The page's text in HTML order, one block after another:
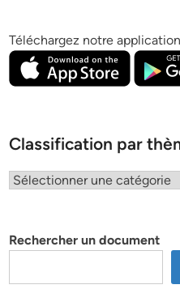
Téléchargez notre
Classification par
Classification
Rechercher un document